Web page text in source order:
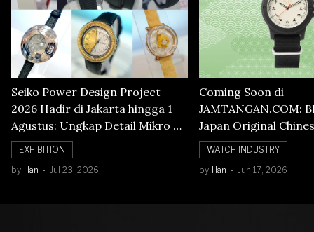
Seiko Power Design Project
2026 Hadir di Jakarta hingga 1
Agustus: Ungkap Detail Mikro di
Balik Seni Watchmaking
EXHIBITION
by Han Jul 23, 2026
Coming Soon di
JAMTANGAN.COM:
Japan Original
Numerals Watch
WATCH INDUSTRY
by Han Jun 17, 2026